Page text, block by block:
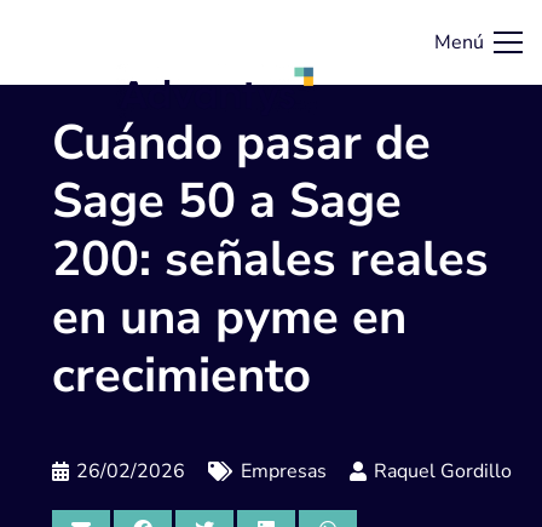
Menú
Cuándo pasar de
Sage 50 a Sage
200: señales reales
en una pyme en
crecimiento
26/02/2026 Empresas Raquel Gordillo